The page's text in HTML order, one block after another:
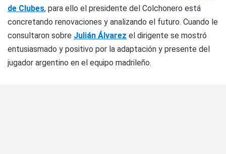
de Clubes, para ello el presidente del Colchonero está
concretando renovaciones y analizando el futuro. Cuando le
consultaron sobre Julián Álvarez el dirigente se mostró
entusiasmado y positivo por la adaptación y presente del
jugador argentino en el equipo madrileño.